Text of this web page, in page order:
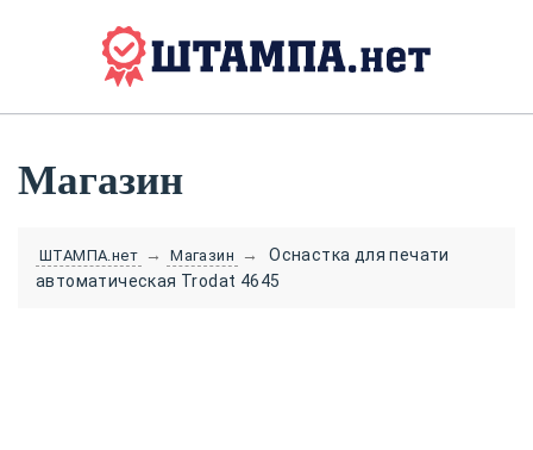
Магазин
ШТАМПА.нет → Магазин →
Оснастка для печати
автоматическая Trodat 4645